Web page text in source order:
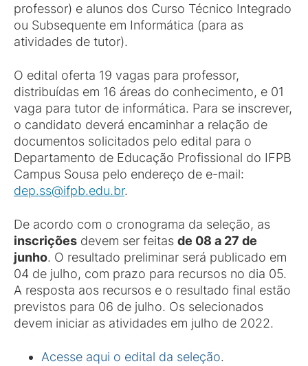
professor) e alunos dos Curso Técnico Integrado
ou Subsequente em Informática (para as
atividades de tutor).
O edital oferta 19 vagas para professor,
distribuídas em 16 áreas do conhecimento, e 01
vaga para tutor de informática. Para se inscrever,
o candidato deverá encaminhar a relação de
documentos solicitados pelo edital para o
Departamento de Educação Profissional do IFPB
Campus Sousa pelo endereço de e-mail:
dep.ss@ifpb.edu.br.
De acordo com o cronograma da seleção, as
inscrições devem ser feitas de 08 a 27 de
junho. O resultado preliminar será publicado em
04 de julho, com prazo para recursos no dia 05.
A resposta aos recursos e o resultado final estão
previstos para 06 de julho. Os selecionados
devem iniciar as atividades em julho de 2022.
Acesse aqui o edital da seleção.